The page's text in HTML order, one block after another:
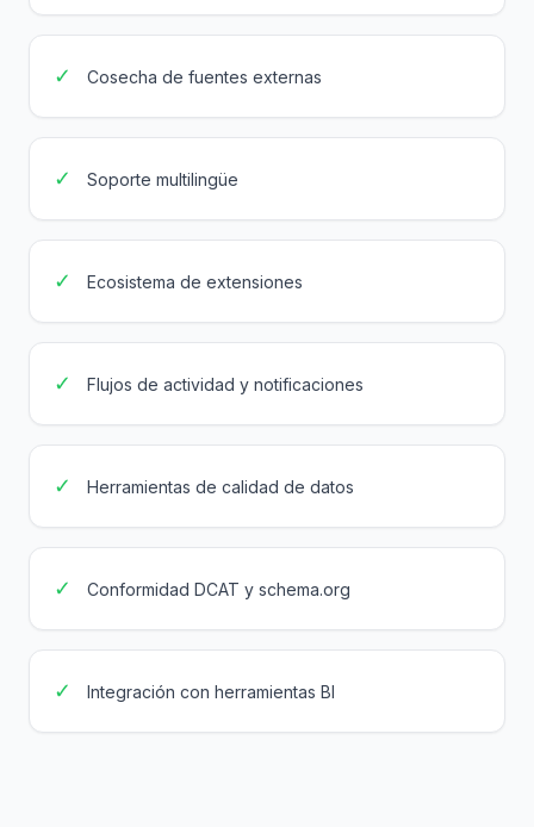
✓ Cosecha de fuentes externas
✓ Soporte multilingüe
✓ Ecosistema de extensiones
✓ Flujos de actividad y notificaciones
✓ Herramientas de calidad de datos
✓ Conformidad DCAT y schema.org
✓ Integración con herramientas BI